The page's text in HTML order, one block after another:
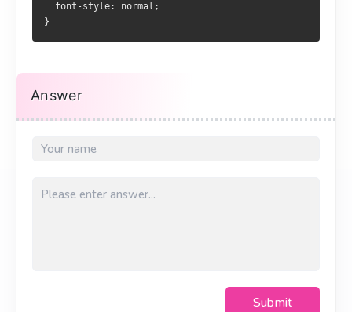
  font-style: normal;
}
Answer
Submit